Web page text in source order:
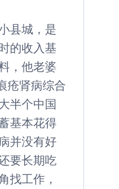
县城，是
的收入基
，他老婆
疮肾病综合
半个中国
基本花得
并没有好
要长期吃
找工作，